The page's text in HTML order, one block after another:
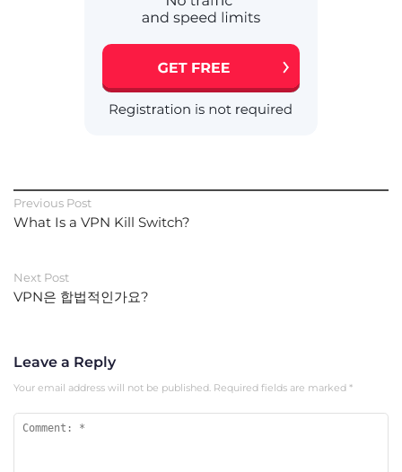
Previous Post
What Is a VPN Kill Switch?
Next Post
VPN은 합법적인가요?
Leave a Reply
Your email address will not be published. Required fields are marked *